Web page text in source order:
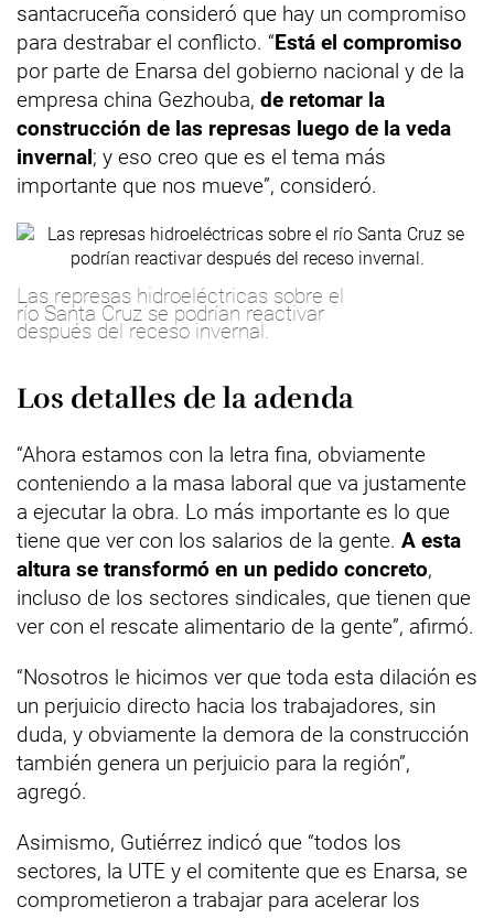
santacruceña consideró que hay un compromiso
para destrabar el conflicto. “Está el compromiso
por parte de Enarsa del gobierno nacional y de la
empresa china Gezhouba, de retomar la
construcción de las represas luego de la veda
invernal; y eso creo que es el tema más
importante que nos mueve”, consideró.
Las represas hidroeléctricas sobre el
río Santa Cruz se podrían reactivar
después del receso invernal.
Los detalles de la adenda
“Ahora estamos con la letra fina, obviamente
conteniendo a la masa laboral que va justamente
a ejecutar la obra. Lo más importante es lo que
tiene que ver con los salarios de la gente. A esta
altura se transformó en un pedido concreto,
incluso de los sectores sindicales, que tienen que
ver con el rescate alimentario de la gente”, afirmó.
“Nosotros le hicimos ver que toda esta dilación es
un perjuicio directo hacia los trabajadores, sin
duda, y obviamente la demora de la construcción
también genera un perjuicio para la región”,
agregó.
Asimismo, Gutiérrez indicó que “todos los
sectores, la UTE y el comitente que es Enarsa, se
comprometieron a trabajar para acelerar los